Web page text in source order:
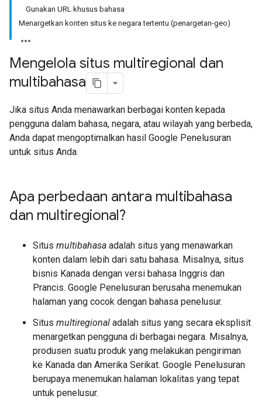
Gunakan URL khusus bahasa
Menargetkan konten situs ke negara tertentu (penargetan-geo)
Mengelola situs multiregional dan
multibahasa
Jika situs Anda menawarkan berbagai konten kepada
pengguna dalam bahasa, negara, atau wilayah yang berbeda,
Anda dapat mengoptimalkan hasil Google Penelusuran
untuk situs Anda.
Apa perbedaan antara multibahasa
dan multiregional?
Situs multibahasa adalah situs yang menawarkan
konten dalam lebih dari satu bahasa. Misalnya, situs
bisnis Kanada dengan versi bahasa Inggris dan
Prancis. Google Penelusuran berusaha menemukan
halaman yang cocok dengan bahasa penelusur.
Situs multiregional adalah situs yang secara eksplisit
menargetkan pengguna di berbagai negara. Misalnya,
produsen suatu produk yang melakukan pengiriman
ke Kanada dan Amerika Serikat. Google Penelusuran
berupaya menemukan halaman lokalitas yang tepat
untuk penelusur.